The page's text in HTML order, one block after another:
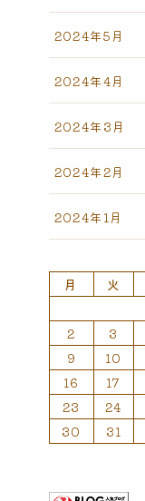
2024年5月
2024年4月
2024年3月
2024年2月
2024年1月
月
火
2
3
9
10
16
17
23
24
30
31